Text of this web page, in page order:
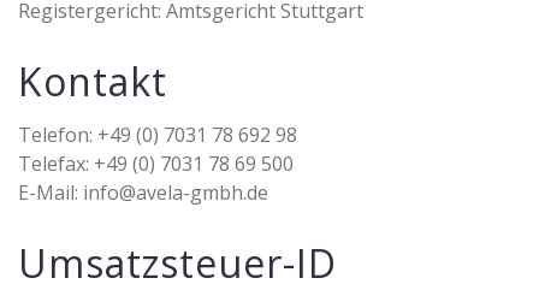
Registergericht: Amtsgericht Stuttgart
Kontakt
Telefon: +49 (0) 7031 78 692 98
Telefax: +49 (0) 7031 78 69 500
E-Mail: info@avela-gmbh.de
Umsatzsteuer-ID